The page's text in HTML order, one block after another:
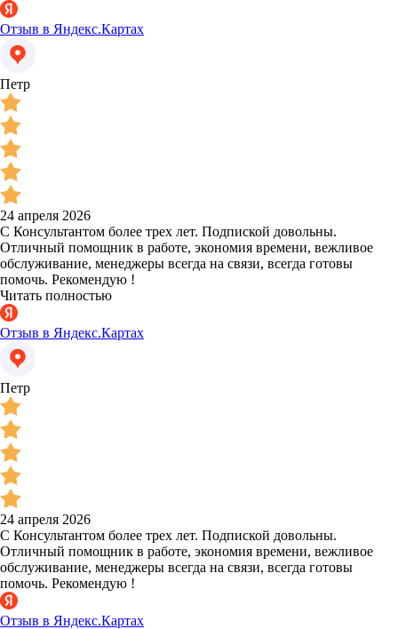
Отзыв в Яндекс.Картах
Петр
24 апреля 2026
С Консультантом более трех лет. Подпиской довольны.
Отличный помощник в работе, экономия времени, вежливое
обслуживание, менеджеры всегда на связи, всегда готовы
помочь. Рекомендую !
Читать полностью
Отзыв в Яндекс.Картах
Петр
24 апреля 2026
С Консультантом более трех лет. Подпиской довольны.
Отличный помощник в работе, экономия времени, вежливое
обслуживание, менеджеры всегда на связи, всегда готовы
помочь. Рекомендую !
Отзыв в Яндекс.Картах